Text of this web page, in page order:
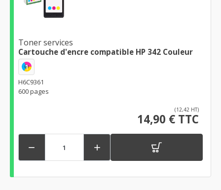
Toner services
Cartouche d'encre compatible HP 342 Couleur
1
H6C9361
600 pages
(12,42 HT)
14,90 € TTC
 